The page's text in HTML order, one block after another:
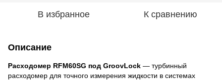
В избранное К сравнению
Описание
Расходомер RFM60SG под GroovLock — турбинный
расходомер для точного измерения жидкости в системах